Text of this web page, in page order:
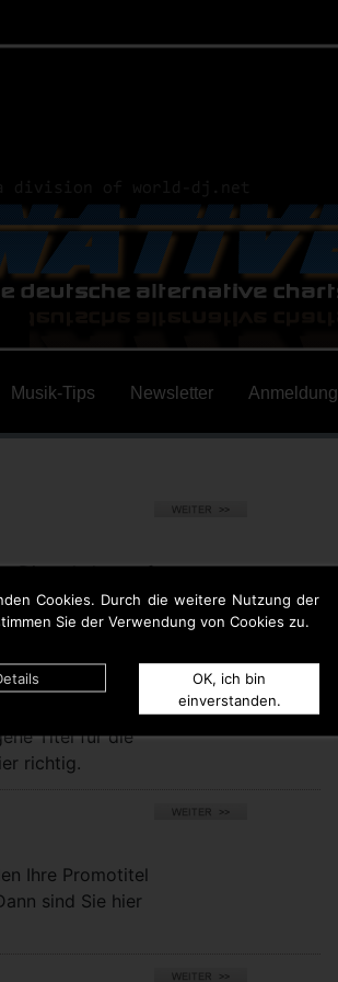
Cookies. Durch die weitere Nutzung der
Sie der Verwendung von Cookies zu.
OK, ich bin
einverstanden.
Musik-Tips Newsletter Anmeldung
Discotheken auf
Du hier
Titel für die
richtig.
Ihre Promotitel
sind Sie hier